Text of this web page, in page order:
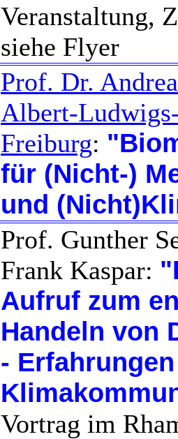
Veranstaltung,
siehe Flyer
Prof. Dr.
Albert-
Freiburg:
für (Nicht-)
und
Prof. Gunther
Frank Kaspar:
Aufruf zum
Handeln von
-
Vortrag im